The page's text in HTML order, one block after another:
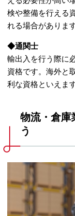
検や整備を行える
れる場合があります
◆通関士
輸出入を行う際に
資格です。海外と
利な資格といえます
物流・倉庫
う